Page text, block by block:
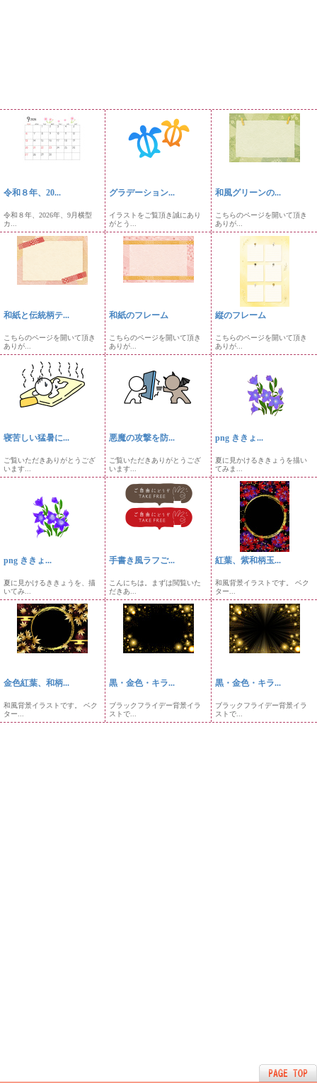
令和８年、20...
令和８年、2026年、9月横型
カ...
グラデーション...
イラストをご覧頂き誠にあり
がとう...
和風グリーンの...
こちらのページを開いて頂き
ありが...
和紙と伝統柄テ...
こちらのページを開いて頂き
ありが...
和紙のフレーム
こちらのページを開いて頂き
ありが...
縦のフレーム
こちらのページを開いて頂き
ありが...
寝苦しい猛暑に...
ご覧いただきありがとうござ
います...
悪魔の攻撃を防...
ご覧いただきありがとうござ
います...
png ききょ...
夏に見かけるききょうを描い
てみま...
png ききょ...
夏に見かけるききょうを、描
いてみ...
手書き風ラフご...
こんにちは。まずは閲覧いた
だきあ...
紅葉、紫和柄玉...
和風背景イラストです。 ベク
ター...
金色紅葉、和柄...
和風背景イラストです。 ベク
ター...
黒・金色・キラ...
ブラックフライデー背景イラ
ストで...
黒・金色・キラ...
ブラックフライデー背景イラ
ストで...